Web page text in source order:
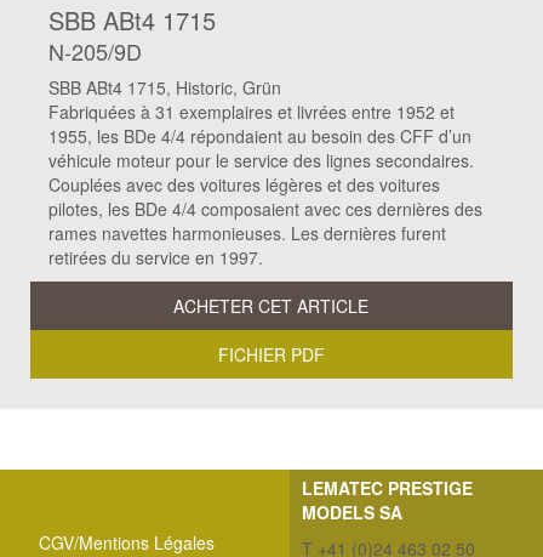
SBB ABt4 1715
N-205/9D
SBB ABt4 1715, Historic, Grün
Fabriquées à 31 exemplaires et livrées entre 1952 et
1955, les BDe 4/4 répondaient au besoin des CFF d’un
véhicule moteur pour le service des lignes secondaires.
Couplées avec des voitures légères et des voitures
pilotes, les BDe 4/4 composaient avec ces dernières des
rames navettes harmonieuses. Les dernières furent
retirées du service en 1997.
ACHETER CET ARTICLE
FICHIER PDF
CGV/Mentions Légales
LEMATEC PRESTIGE
MODELS SA
T +41 (0)24 463 02 50